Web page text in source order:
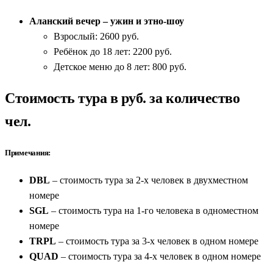
Аланский вечер – ужин и этно-шоу
Взрослый: 2600 руб.
Ребёнок до 18 лет: 2200 руб.
Детское меню до 8 лет: 800 руб.
Стоимость тура в руб. за количество
чел.
Примечания:
DBL – стоимость тура за 2-х человек в двухместном
номере
SGL – стоимость тура на 1-го человека в одноместном
номере
TRPL – стоимость тура за 3-х человек в одном номере
QUAD – стоимость тура за 4-х человек в одном номере